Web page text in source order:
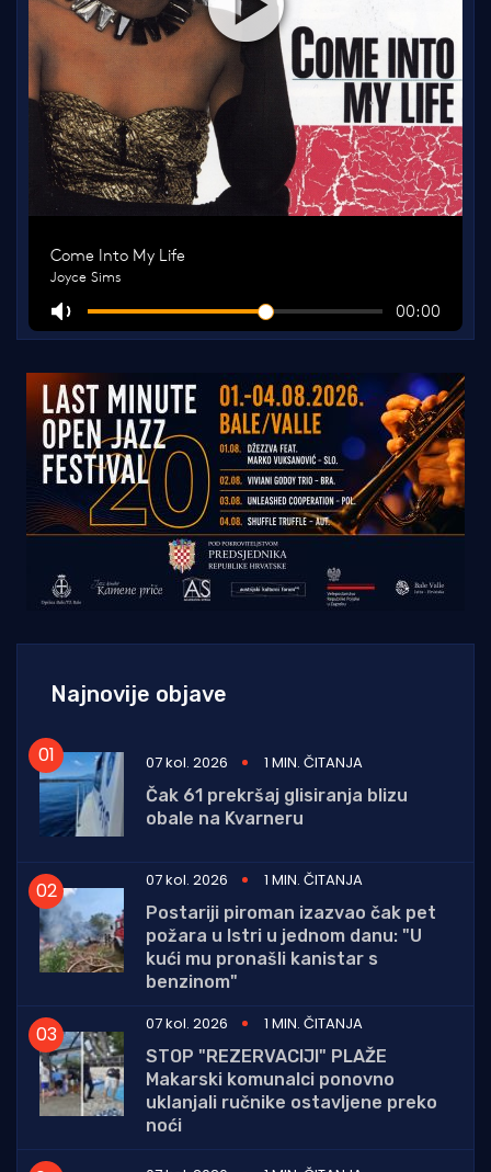
Najnovije objave
07 kol. 2026
1 MIN. ČITANJA
Čak 61 prekršaj glisiranja blizu
obale na Kvarneru
07 kol. 2026
1 MIN. ČITANJA
Postariji piroman izazvao čak pet
požara u Istri u jednom danu: "U
kući mu pronašli kanistar s
benzinom"
07 kol. 2026
1 MIN. ČITANJA
STOP "REZERVACIJI" PLAŽE
Makarski komunalci ponovno
uklanjali ručnike ostavljene preko
noći